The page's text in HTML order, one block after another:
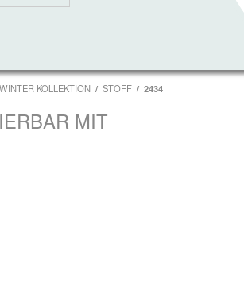
KOLLEKTION STOFF 2434
MIT